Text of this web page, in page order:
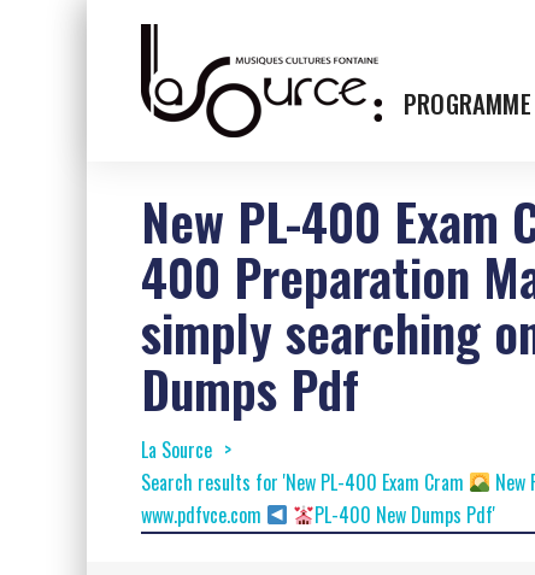
PROGRAMME
New PL-400 Exam
400 Preparation
simply searching
Dumps Pdf
La Source
Search results for 'New PL-400 Exam Cram
New
www.pdfvce.com
PL-400 New Dumps Pdf'